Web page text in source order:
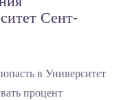
Сент-
в Университет
процент